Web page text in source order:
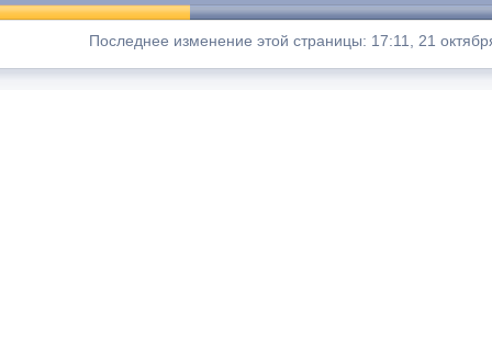
Последнее изменение этой страницы: 17:11, 21